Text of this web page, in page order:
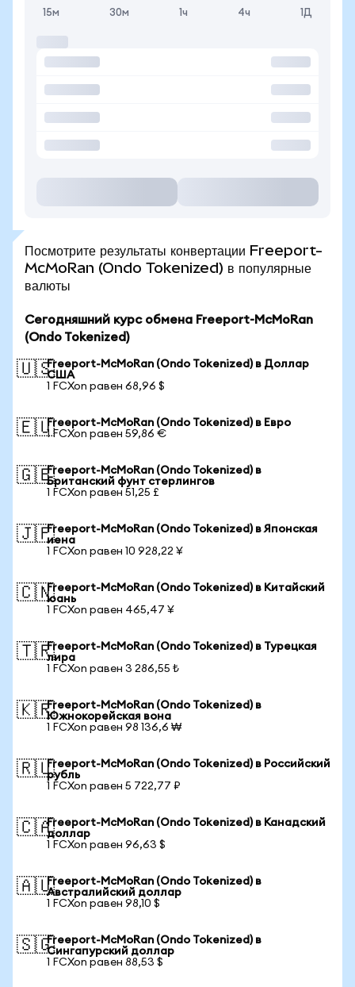
15м 30м 1ч 4ч 1Д
Посмотрите результаты конвертации Freeport-
McMoRan (Ondo Tokenized) в популярные
валюты
Сегодняшний курс обмена Freeport-McMoRan
(Ondo Tokenized)
🇺🇸Freeport-McMoRan (Ondo Tokenized) в Доллар
США
1 FCXon равен 68,96 $
🇪🇺Freeport-McMoRan (Ondo Tokenized) в Евро
1 FCXon равен 59,86 €
🇬🇧Freeport-McMoRan (Ondo Tokenized) в
Британский фунт стерлингов
1 FCXon равен 51,25 £
🇯🇵Freeport-McMoRan (Ondo Tokenized) в Японская
иена
1 FCXon равен 10 928,22 ¥
🇨🇳Freeport-McMoRan (Ondo Tokenized) в Китайский
юань
1 FCXon равен 465,47 ¥
🇹🇷Freeport-McMoRan (Ondo Tokenized) в Турецкая
лира
1 FCXon равен 3 286,55 ₺
🇰🇷Freeport-McMoRan (Ondo Tokenized) в
Южнокорейская вона
1 FCXon равен 98 136,6 ₩
🇷🇺Freeport-McMoRan (Ondo Tokenized) в Российский
рубль
1 FCXon равен 5 722,77 ₽
🇨🇦Freeport-McMoRan (Ondo Tokenized) в Канадский
доллар
1 FCXon равен 96,63 $
🇦🇺Freeport-McMoRan (Ondo Tokenized) в
Австралийский доллар
1 FCXon равен 98,10 $
🇸🇬Freeport-McMoRan (Ondo Tokenized) в
Сингапурский доллар
1 FCXon равен 88,53 $